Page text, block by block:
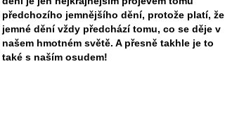
předchozího jemnějšího dění, protože platí, že
jemné dění vždy předchází tomu, co se děje v
našem hmotném světě. A přesně takhle je to
také s naším osudem!